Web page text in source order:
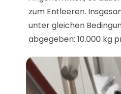
zum Entleeren.
unter gleichen
abgegeben: 10.000 kg